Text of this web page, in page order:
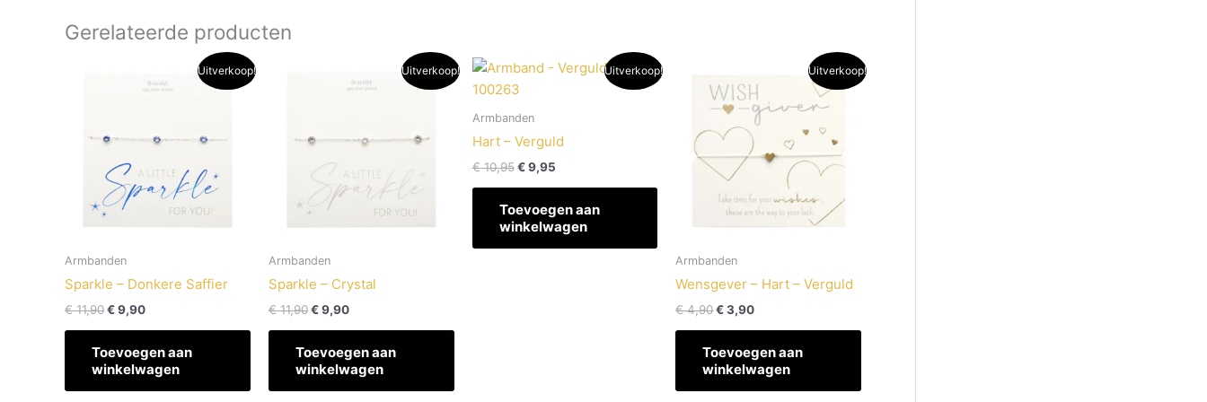
Gerelateerde producten
Uitverkoop!
Armbanden
Sparkle – Donkere Saffier
€11,90
Oorspronkelijke
€9,90
prijs
is:
Toevoegen aan
winkelwagen
Uitverkoop!
Armbanden
Sparkle – Crystal
€11,90
Oorspronkelijke
€9,90
prijs
is:
Toevoegen aan
winkelwagen
Uitverkoop!
Armbanden
Hart – Verguld
€10,95
Oorspronkelijke
was:
€9,95
Huidige
prijs
Toevoegen aan
winkelwagen
Uitverkoop!
Armbanden
Wensgever – Hart – Verguld
€4,90
Oorspronkelijke
was:
€ 4,90.
€3,90
is:
€ 3,90.
Toevoegen aan
winkelwagen